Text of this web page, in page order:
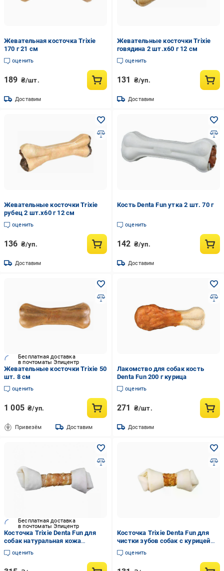
Жевательная косточка Trixie
170 г 21 см
оценить
189 ₴/шт.
Доставим
Жевательные косточки Trixie
говядина 2 шт.х60 г 12 см
оценить
131 ₴/уп.
Доставим
Жевательные косточки Trixie
рубец 2 шт.х60 г 12 см
оценить
136 ₴/уп.
Доставим
Кость Denta Fun утка 2 шт. 70 г
оценить
142 ₴/уп.
Доставим
Бесплатная доставка
в почтоматы Эпицентр
Жевательные косточки Trixie 50
шт. 8 см
оценить
1 005 ₴/уп.
Привезём Доставим
Лакомство для собак кость
Denta Fun 200 г курица
оценить
271 ₴/шт.
Доставим
Бесплатная доставка
в почтоматы Эпицентр
Косточка Trixie Denta Fun для
собак натуральная кожа
жевательная косточка для
чистки зубов 220 г 25 см
оценить
Косточка Trixie Denta Fun для
чистки зубов собак с курицей
лакомство из натуральной кожи
70 г 2 шт. 11 см
оценить